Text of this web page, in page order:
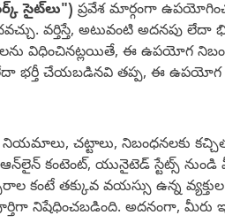
సైట్‌లు") ప్రవేశ మార్గంగా
వర్తిస్తే, అటువంటి అదనపు లేదా
విధించినట్లయితే, ఈ ఉపయోగ
భర్తీ చేయబడినవి తప్ప, ఈ ఉపయోగ
చట్టాలు, నిబంధనలకు
కంటెంట్, యునైటెడ్ స్టేట్స్
కంటే తక్కువ వయస్సు ఉన్న
నిషేధించబడింది. అదనంగా, మీరు